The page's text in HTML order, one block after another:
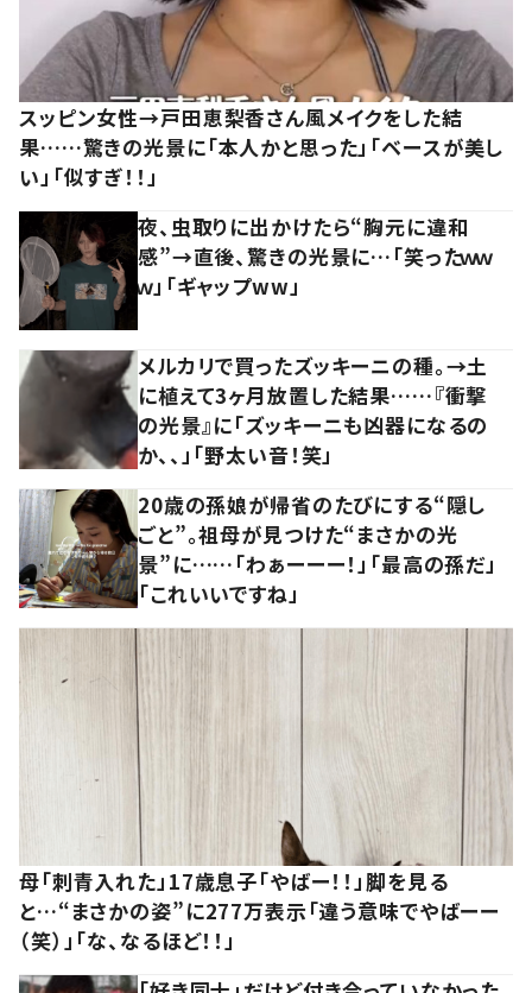
スッピン女性→戸田恵梨香さん風メイクをした結
果……驚きの光景に「本人かと思った」「ベースが美し
い」「似すぎ！！」
夜、虫取りに出かけたら“胸元に違和
感”→直後、驚きの光景に…「笑ったｗｗ
ｗ」「ギャップww」
メルカリで買ったズッキーニの種。→土
に植えて3ヶ月放置した結果……『衝撃
の光景』に「ズッキーニも凶器になるの
か、、」「野太い音！笑」
20歳の孫娘が帰省のたびにする“隠し
ごと”。祖母が見つけた“まさかの光
景”に……「わぁーーー！」「最高の孫だ」
「これいいですね」
母「刺青入れた」17歳息子「やばー！！」脚を見る
と…“まさかの姿”に277万表示「違う意味でやばーー
（笑）」「な、なるほど！！」